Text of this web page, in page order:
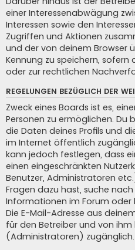
einer Interessenabwägung
Interessen sowie den
Zugriffen und Aktionen
und der von deinem Browser
Kennung zu speichern, sofern
oder zur rechtlichen
REGELUNGEN BEZÜGLICH DER
Zweck eines Boards ist es,
Personen zu ermöglichen. Du
die Daten deines Profils und
im Internet öffentlich
kann jedoch festlegen, dass
einen eingeschränkten
Benutzer, Administratoren
Fragen dazu hast, suche
Informationen im Forum oder
Die E-Mail-Adresse aus
für den Betreiber und von
(Administratoren) zugänglich.